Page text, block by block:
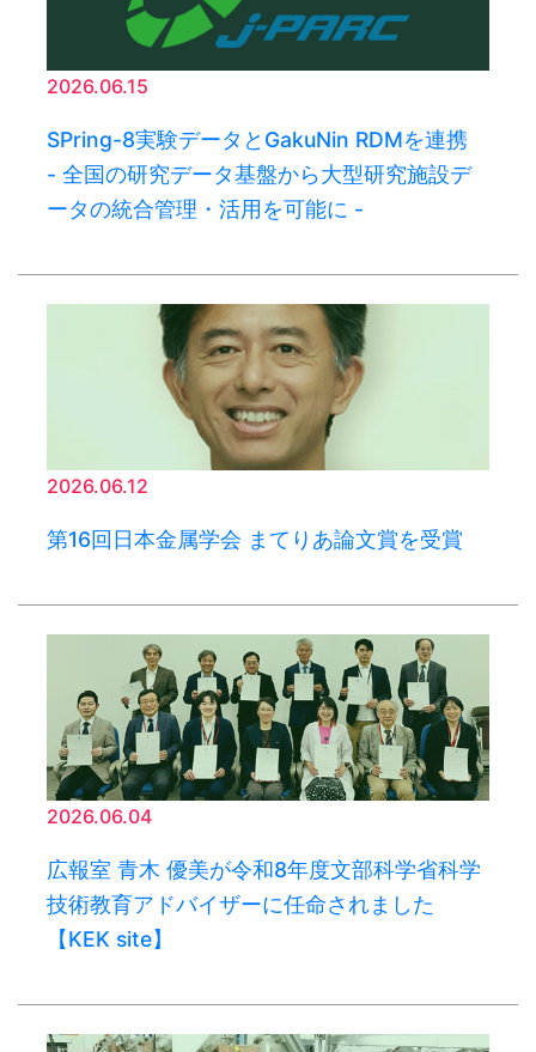
2026.06.15
SPring-8実験データとGakuNin RDMを連携
- 全国の研究データ基盤から大型研究施設デ
ータの統合管理・活用を可能に -
2026.06.12
第16回日本金属学会 まてりあ論文賞を受賞
2026.06.04
広報室 青木 優美が令和8年度文部科学省科学
技術教育アドバイザーに任命されました
【KEK site】